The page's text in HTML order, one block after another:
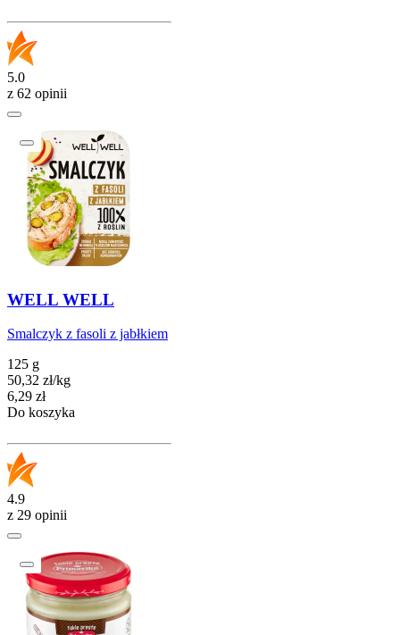
5.0
z 62 opinii
WELL WELL
Smalczyk z fasoli z jabłkiem
125 g
50,32 zł/kg
Cena
6,29 zł
Do koszyka
4.9
z 29 opinii